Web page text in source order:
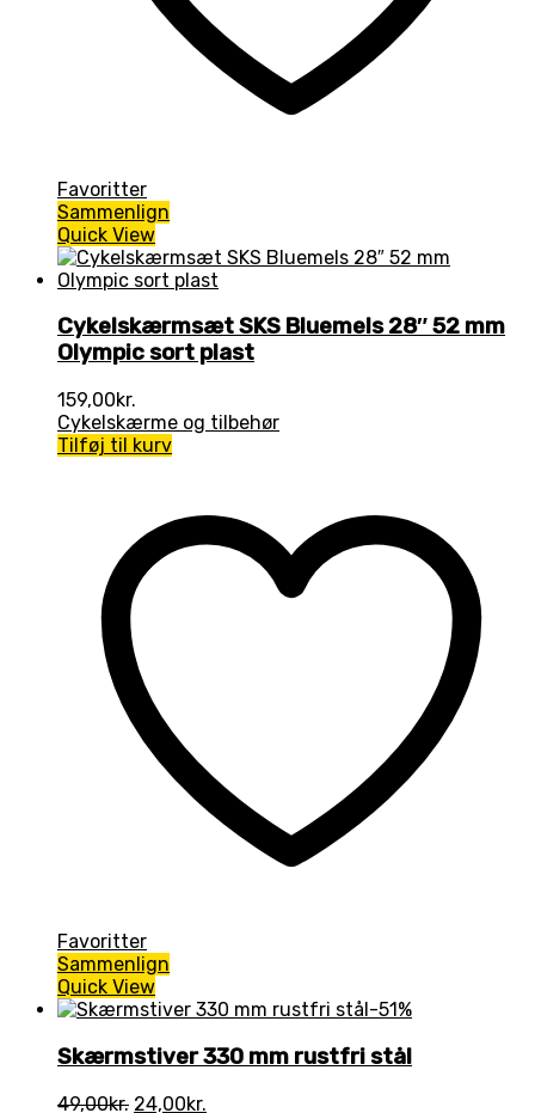
Favoritter
Sammenlign
Quick View
Cykelskærmsæt SKS Bluemels 28″ 52 mm
Olympic sort plast
159,00kr.
Cykelskærme og tilbehør
Tilføj til kurv
Favoritter
Sammenlign
Quick View
-51%
Skærmstiver 330 mm rustfri stål
49,00kr. Den
24,00kr.